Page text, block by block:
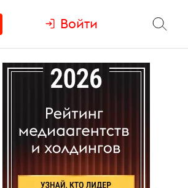
Войти